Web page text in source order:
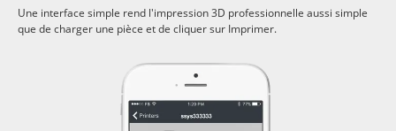
Une interface simple rend l'impression 3D professionnelle aussi simple
que de charger une pièce et de cliquer sur Imprimer.